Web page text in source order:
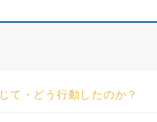
て・どう行動したのか？